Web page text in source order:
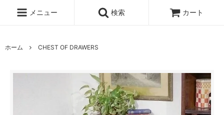
メニュー 検索 カート
ホーム CHEST OF DRAWERS